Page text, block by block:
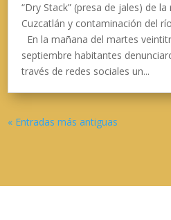
“Dry Stack” (presa de jales) de la
Cuzcatlán y contaminación del
En la mañana del martes
septiembre habitantes
través de redes sociales un...
« Entradas más antiguas